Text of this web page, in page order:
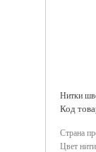
Нитки
Код
Страна
Цвет нити